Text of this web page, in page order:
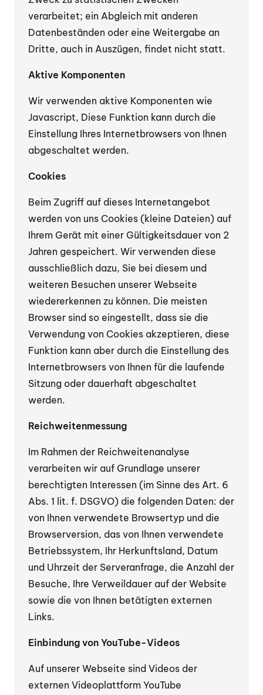
verarbeitet; ein Abgleich mit anderen
Datenbeständen oder eine Weitergabe an
Dritte, auch in Auszügen, findet nicht statt.
Aktive Komponenten
Wir verwenden aktive Komponenten wie
Javascript, Diese Funktion kann durch die
Einstellung Ihres Internetbrowsers von Ihnen
abgeschaltet werden.
Cookies
Beim Zugriff auf dieses Internetangebot
werden von uns Cookies (kleine Dateien) auf
Ihrem Gerät mit einer Gültigkeitsdauer von 2
Jahren gespeichert. Wir verwenden diese
ausschließlich dazu, Sie bei diesem und
weiteren Besuchen unserer Webseite
wiedererkennen zu können. Die meisten
Browser sind so eingestellt, dass sie die
Verwendung von Cookies akzeptieren, diese
Funktion kann aber durch die Einstellung des
Internetbrowsers von Ihnen für die laufende
Sitzung oder dauerhaft abgeschaltet
werden.
Reichweitenmessung
Im Rahmen der Reichweitenanalyse
verarbeiten wir auf Grundlage unserer
berechtigten Interessen (im Sinne des Art. 6
Abs. 1 lit. f. DSGVO) die folgenden Daten: der
von Ihnen verwendete Browsertyp und die
Browserversion, das von Ihnen verwendete
Betriebssystem, Ihr Herkunftsland, Datum
und Uhrzeit der Serveranfrage, die Anzahl der
Besuche, Ihre Verweildauer auf der Website
sowie die von Ihnen betätigten externen
Links.
Einbindung von YouTube-Videos
Auf unserer Webseite sind Videos der
externen Videoplattform YouTube